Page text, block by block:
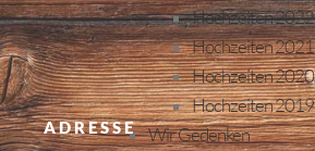
Hochzeiten 2022
Hochzeiten 2021
Hochzeiten 2020
Hochzeiten 2019
Wir Gedenken
ADRESSE